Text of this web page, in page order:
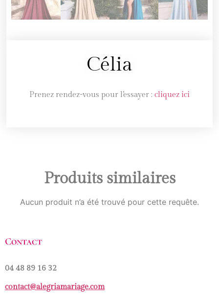
Célia
Prenez rendez-vous pour l’essayer : cliquez ici
Produits similaires
Aucun produit n’a été trouvé pour cette requête.
Contact
04 48 89 16 32
contact@alegriamariage.com